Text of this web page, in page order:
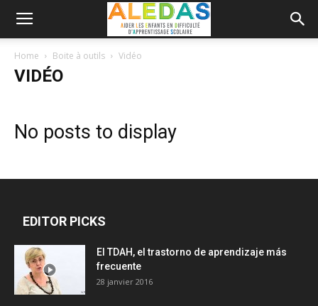
Home Boite à outils Vidéo
VIDÉO
No posts to display
EDITOR PICKS
El TDAH, el trastorno de aprendizaje más
frecuente
28 janvier 2016